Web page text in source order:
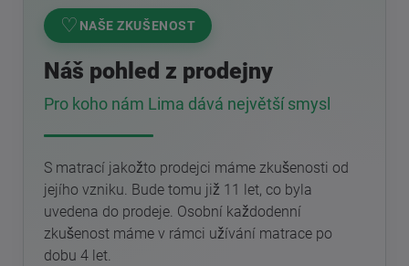
♡ NAŠE ZKUŠENOST
Náš pohled z prodejny
Pro koho nám Lima dává největší smysl
S matrací jakožto prodejci máme zkušenosti od
jejího vzniku. Bude tomu již 11 let, co byla
uvedena do prodeje. Osobní každodenní
zkušenost máme v rámci užívání matrace po
dobu 4 let.